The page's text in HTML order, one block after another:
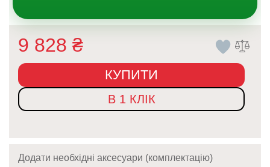
9 828 ₴
КУПИТИ
В 1 КЛІК
Додати необхідні аксесуари (комплектацію)